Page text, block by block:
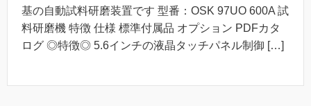
基の自動試料研磨装置です 型番：OSK 97UO 600A 試
料研磨機 特徴 仕様 標準付属品 オプション PDFカタ
ログ ◎特徴◎ 5.6インチの液晶タッチパネル制御 […]